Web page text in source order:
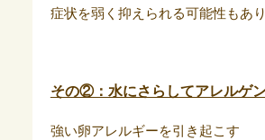
症状を弱く抑えられる可能性もあり
その②：水にさらしてアレルゲ
強い卵アレルギーを引き起こす